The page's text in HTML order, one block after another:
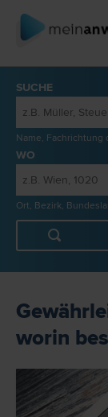
SUCHE
Name, Fachrichtung
WO
Ort, Bezirk,
worin